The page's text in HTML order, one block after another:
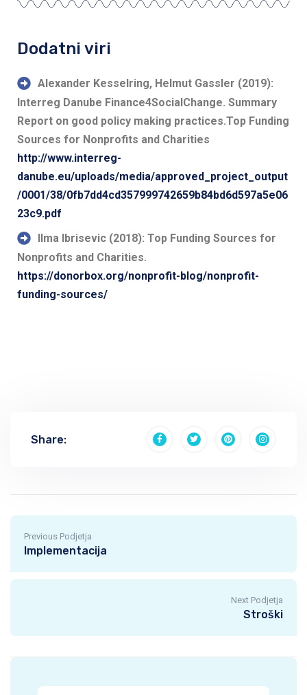
Dodatni viri
Alexander Kesselring, Helmut Gassler (2019):
Interreg Danube Finance4SocialChange. Summary
Report on good policy making practices.Top Funding
Sources for Nonprofits and Charities
http://www.interreg-
danube.eu/uploads/media/approved_project_output
/0001/38/0fb7dd4cd357999742659b84bd6d597a5e06
23c9.pdf
Ilma Ibrisevic (2018): Top Funding Sources for
Nonprofits and Charities.
https://donorbox.org/nonprofit-blog/nonprofit-
funding-sources/
Share:
Previous Podjetja
Implementacija
Next Podjetja
Stroški